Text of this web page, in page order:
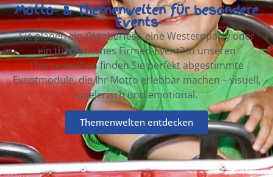
Motto- & Themenwelten für besondere
Events
Sie planen ein Oktoberfest, eine Westernparty oder
ein thematisches Firmen-Event? In unseren
Themenwelten finden Sie perfekt abgestimmte
Eventmodule, die Ihr Motto erlebbar machen – visuell,
spielerisch und emotional.
Themenwelten entdecken